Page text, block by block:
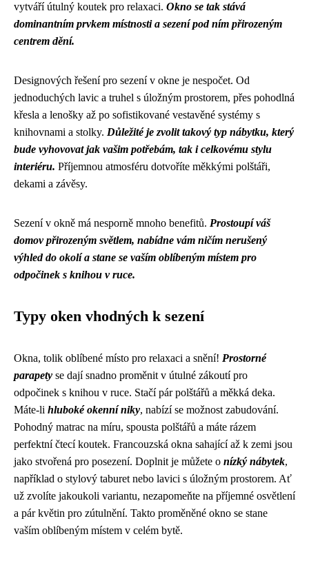
vytváří útulný koutek pro relaxaci. Okno se tak stává
dominantním prvkem místnosti a sezení pod ním přirozeným
centrem dění.
Designových řešení pro sezení v okne je nespočet. Od
jednoduchých lavic a truhel s úložným prostorem, přes pohodlná
křesla a lenošky až po sofistikované vestavěné systémy s
knihovnami a stolky. Důležité je zvolit takový typ nábytku, který
bude vyhovovat jak vašim potřebám, tak i celkovému stylu
interiéru. Příjemnou atmosféru dotvoříte měkkými polštáři,
dekami a závěsy.
Sezení v okně má nesporně mnoho benefitů. Prostoupí váš
domov přirozeným světlem, nabídne vám ničím nerušený
výhled do okolí a stane se vaším oblíbeným místem pro
odpočinek s knihou v ruce.
Typy oken vhodných k sezení
Okna, tolik oblíbené místo pro relaxaci a snění! Prostorné
parapety se dají snadno proměnit v útulné zákoutí pro
odpočinek s knihou v ruce. Stačí pár polštářů a měkká deka.
Máte-li hluboké okenní niky, nabízí se možnost zabudování.
Pohodný matrac na míru, spousta polštářů a máte rázem
perfektní čtecí koutek. Francouzská okna sahající až k zemi jsou
jako stvořená pro posezení. Doplnit je můžete o nízký nábytek,
například o stylový taburet nebo lavici s úložným prostorem. Ať
už zvolíte jakoukoli variantu, nezapomeňte na příjemné osvětlení
a pár květin pro zútulnění. Takto proměněné okno se stane
vaším oblíbeným místem v celém bytě.